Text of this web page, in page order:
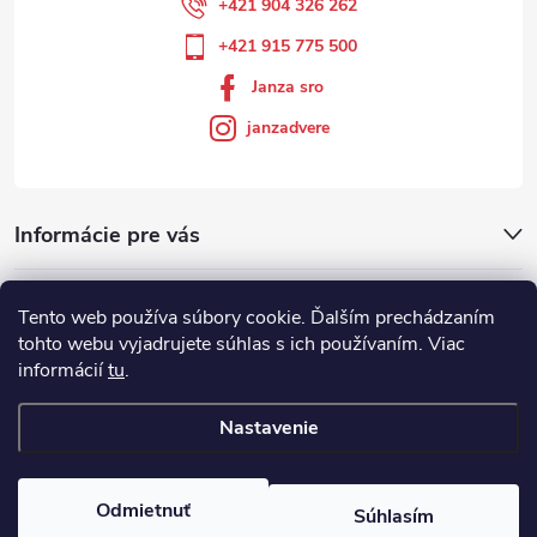
Tento web používa súbory cookie. Ďalším prechádzaním
tohto webu vyjadrujete súhlas s ich používaním. Viac
informáciítu.
Nastavenie
Odmietnuť Súhlasím
Informácie pre vás
+421 904 326 262
+421 915 775 500
Janza sro
janzadvere
Showroom
. Všetky práva vyhradené.